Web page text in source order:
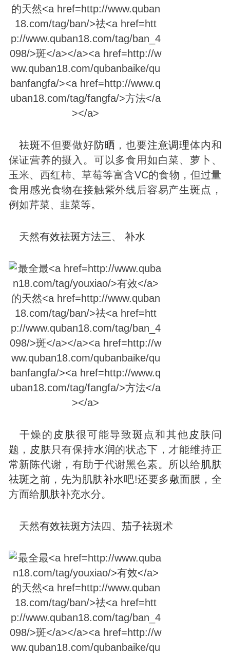
祛斑不但要做好防晒 ，也要注意调理体内和
保证营养的摄入。可以多食用如白菜、萝卜、
玉米、西红柿、草莓等富含VC的食物，但过量
食用感光食物在接触紫外线后容易产生斑 点，
例如芹菜、韭菜等。
天然有效祛斑方法三、 补水
干燥的 皮肤很可能导致斑 点和其他 皮肤问
题， 皮肤只有保持水润的状态下，才能维持正
常新陈代谢，有助于代谢黑色素。所以给肌肤
祛斑之前，先为肌肤补水吧!还要多敷面膜 ，全
方面给肌肤补充水分。
天然有效祛斑方法四、 茄子祛斑术